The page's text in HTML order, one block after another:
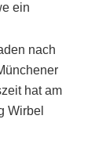
ein
nach
hat am
Wirbel